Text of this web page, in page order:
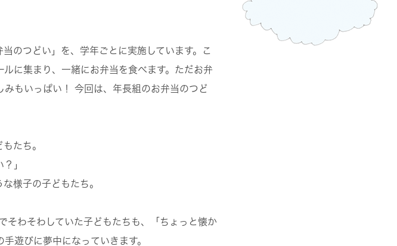
のつどい」を、学年ごとに実施しています。こ
に集まり、一緒にお弁当を食べます。ただお弁
もいっぱい！ 今回は、年長組のお弁当のつど
たち。
」
様子の子どもたち。
そわそわしていた子どもたちも、「ちょっと懐か
遊びに夢中になっていきます。